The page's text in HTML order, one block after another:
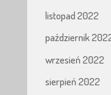
listopad 2022
październik
wrzesień 2022
sierpień 2022